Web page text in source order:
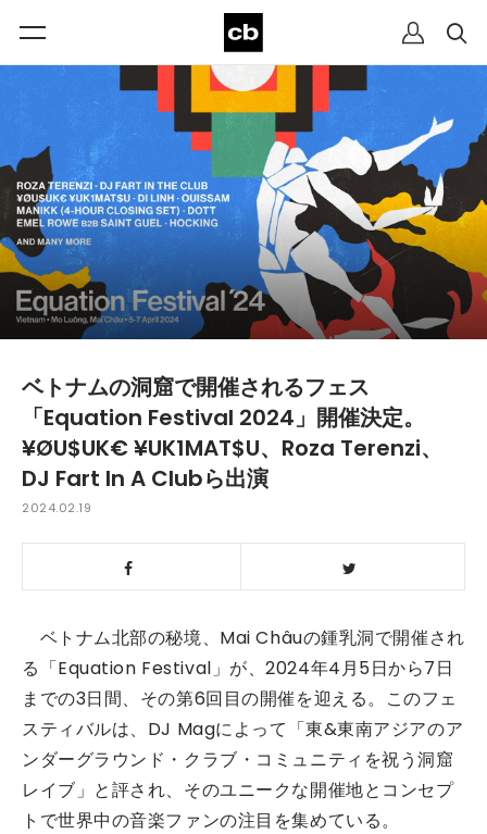
ベトナムの洞窟で開催されるフェス
「Equation Festival 2024」開催決定。
¥ØU$UK€ ¥UK1MAT$U、Roza Terenzi、
DJ Fart In A Clubら出演
2024.02.19
ベトナム北部の秘境、Mai Châuの鍾乳洞で開催され
る「Equation Festival」が、2024年4月5日から7日
までの3日間、その第6回目の開催を迎える。このフェ
スティバルは、DJ Magによって「東&東南アジアのア
ンダーグラウンド・クラブ・コミュニティを祝う洞窟
レイブ」と評され、そのユニークな開催地とコンセプ
トで世界中の音楽ファンの注目を集めている。